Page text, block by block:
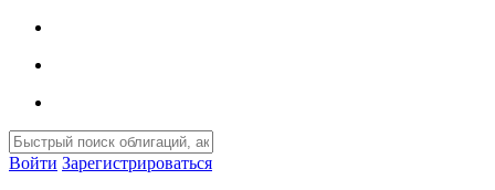
Войти Зарегистрироваться